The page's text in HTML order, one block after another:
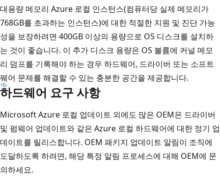
대용량 메모리 Azure 로컬 인스턴스(컴퓨터당 실제 메모리가
768GB를 초과하는 인스턴스)에 대한 적절한 지원 및 진단 가능
성을 보장하려면 400GB 이상의 용량으로 OS 디스크를 설치하
는 것이 좋습니다. 이 추가 디스크 용량은 OS 볼륨에 커널 메모
리 덤프를 기록해야 하는 경우 하드웨어, 드라이버 또는 소프트
웨어 문제를 해결할 수 있는 충분한 공간을 제공합니다.
하드웨어 요구 사항
Microsoft Azure 로컬 업데이트 외에도 많은 OEM은 드라이버
및 펌웨어 업데이트와 같은 Azure 로컬 하드웨어에 대한 정기 업
데이트를 릴리스합니다. OEM 패키지 업데이트 알림이 조직에
도달하도록 하려면, 해당 특정 알림 프로세스에 대해 OEM에 문
의하세요.